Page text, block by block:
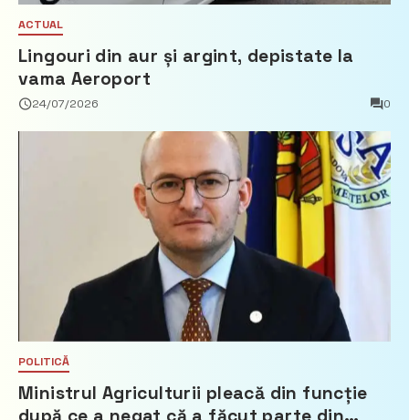
ACTUAL
Lingouri din aur și argint, depistate la
vama Aeroport
24/07/2026 0
POLITICĂ
Ministrul Agriculturii pleacă din funcție